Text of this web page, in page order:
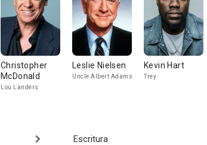
Christopher
McDonald
Lou Landers
Leslie Nielsen
Uncle Albert Adams
Kevin Hart
Trey
Escritura